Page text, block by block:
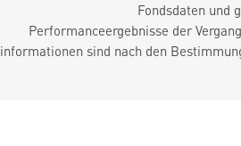
Fondsdaten und
Performanceergebnisse der
sind nach den